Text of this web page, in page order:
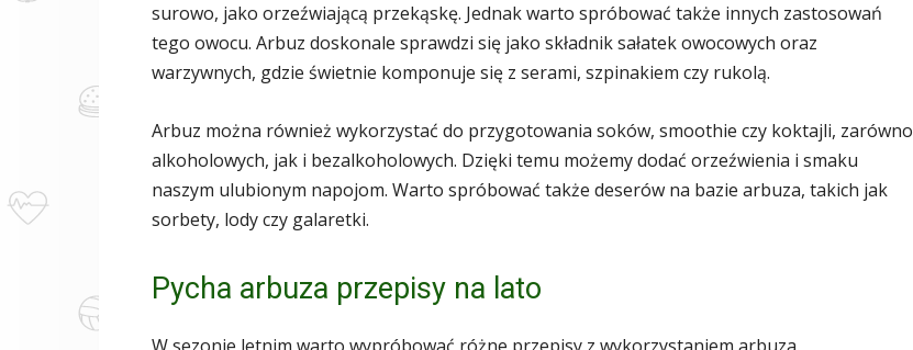
surowo, jako orzeźwiającą przekąskę. Jednak warto spróbować także innych zastosowań
tego owocu. Arbuz doskonale sprawdzi się jako składnik sałatek owocowych oraz
warzywnych, gdzie świetnie komponuje się z serami, szpinakiem czy rukolą.
Arbuz można również wykorzystać do przygotowania soków, smoothie czy koktajli, zarówno
alkoholowych, jak i bezalkoholowych. Dzięki temu możemy dodać orzeźwienia i smaku
naszym ulubionym napojom. Warto spróbować także deserów na bazie arbuza, takich jak
sorbety, lody czy galaretki.
Pycha arbuza przepisy na lato